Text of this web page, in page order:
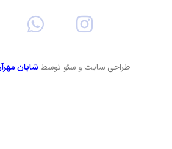
طراحی سایت و سئو توسط شایان